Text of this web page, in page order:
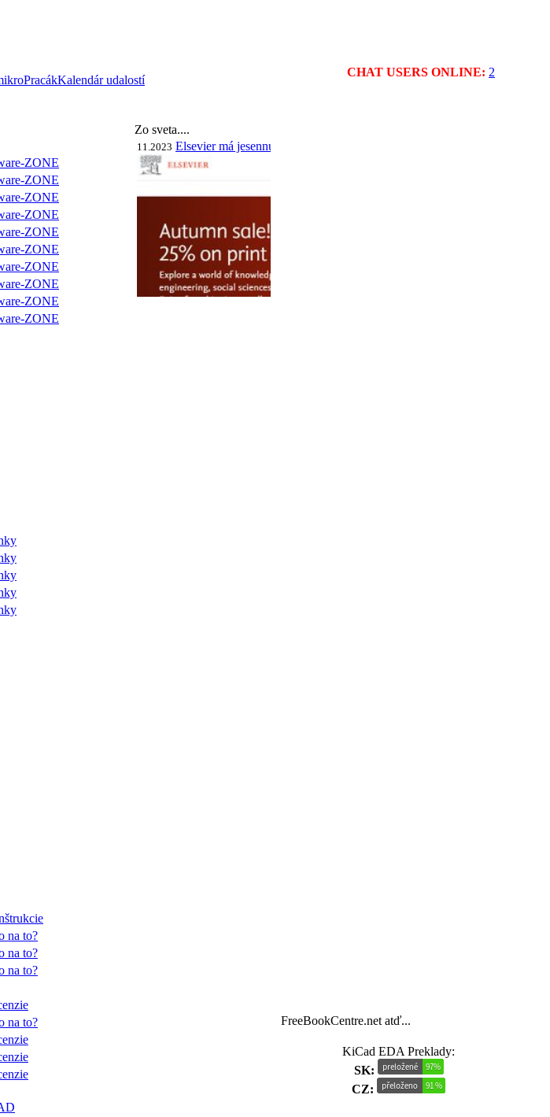
Kalendár udalostí
CHAT USERS ONLINE: 2
ZONE
ZONE
ZONE
ZONE
ZONE
ZONE
ZONE
ZONE
ZONE
ZONE
na to?
na to?
na to?
na to?
Zo sveta....
11.2023 Elsevier má jesennú akciu - 25% na knihy a e-knihy. https://
FreeBookCentre.net atď...
KiCad EDA Preklady:
SK:
CZ: